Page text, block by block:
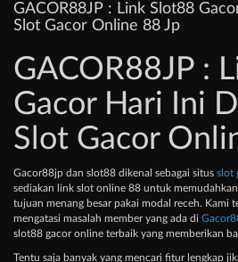
GACOR88JP : Link Slot88
Slot Gacor Online 88 Jp
GACOR88JP :
Gacor Hari Ini
Slot Gacor
Gacor88jp dan slot88 dikenal sebagai situs slot
sediakan link slot online 88 untuk
tujuan menang besar pakai modal receh. Kami
mengatasi masalah member yang ada di
slot88 gacor online terbaik yang memberikan
Tentu saja banyak yang mencari fitur lengkap